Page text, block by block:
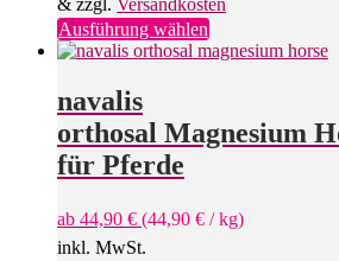
gewählt
werden
Ausführung wählenDieses
Produkt
auf.
auf
navalis
orthosal Magnesium
für Pferde
ab 44,90 € (44,90 € /kg)
inkl. MwSt.